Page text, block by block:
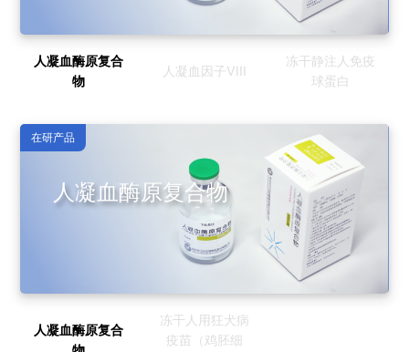
人凝血酶原复合
物
人凝血因子VIII
冻干静注人免疫
球蛋白
在研产品
人凝血酶原复合物
人凝血酶原复合
冻干人用狂犬病
疫苗（鸡胚细